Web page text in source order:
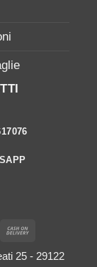
Delivery
25 - 29122